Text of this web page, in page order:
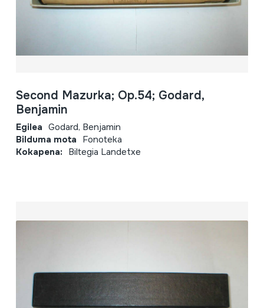
Second Mazurka; Op.54; Godard,
Benjamin
Egilea Godard, Benjamin
Bilduma mota Fonoteka
Kokapena: Biltegia Landetxe